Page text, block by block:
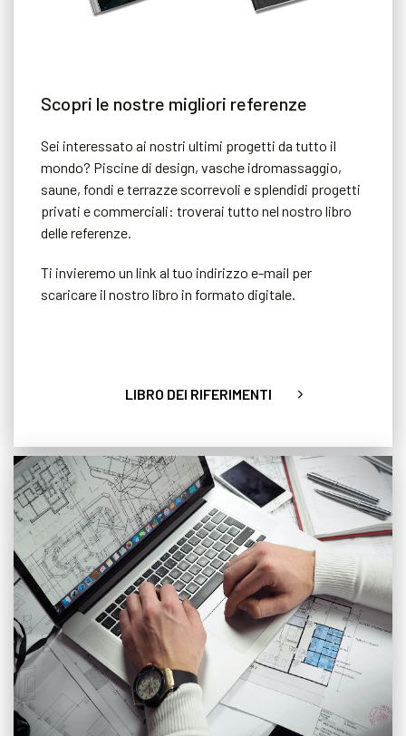
Scopri le nostre migliori referenze
Sei interessato ai nostri ultimi progetti da tutto il
mondo? Piscine di design, vasche idromassaggio,
saune, fondi e terrazze scorrevoli e splendidi progetti
privati e commerciali: troverai tutto nel nostro libro
delle referenze.
Ti invieremo un link al tuo indirizzo e-mail per
scaricare il nostro libro in formato digitale.
LIBRO DEI RIFERIMENTI